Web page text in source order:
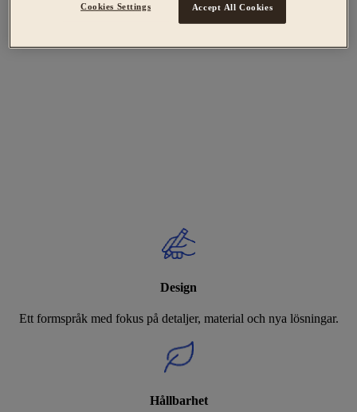
Design
Ett formspråk med fokus på detaljer, material och nya lösningar.
Hållbarhet
Cookies Settings Accept All Cookies